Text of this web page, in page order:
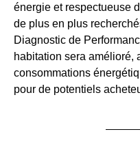
énergie et respectueuse
de plus en plus
Diagnostic de
habitation sera amélioré,
consommations
pour de potentiels